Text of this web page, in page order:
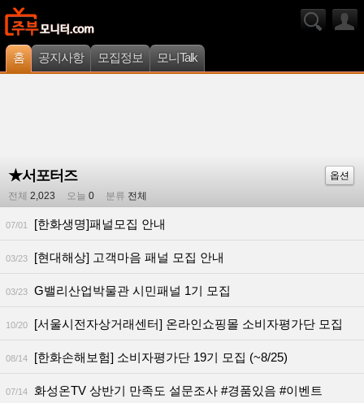
홈 공지사항 모집정보 모니Talk
★서포터즈
옵션
전체 2,023 오늘 0 분류 전체
07/01 [한화생명]패널모집 안내
03/23 [현대해상] 고객마음 패널 모집 안내
03/23 G밸리산업박물관 시민패널 1기 모집
10/20 [서울시전자상거래센터] 온라인쇼핑몰 소비자평가단 모집
08/14 [한화손해보험] 소비자평가단 19기 모집 (~8/25)
07/14 화성온TV 상반기 만족도 설문조사 #경품있음 #이벤트